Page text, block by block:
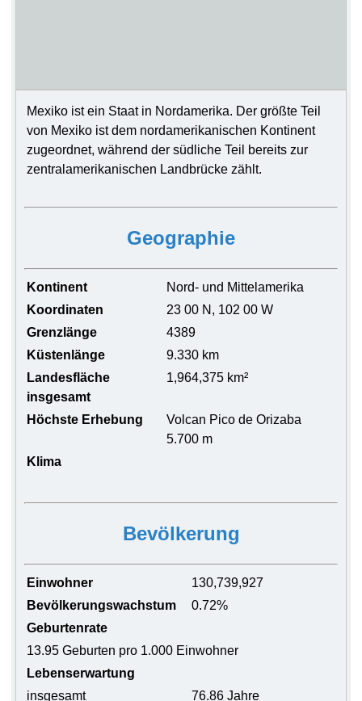
Mexiko ist ein Staat in Nordamerika. Der größte Teil
von Mexiko ist dem nordamerikanischen Kontinent
zugeordnet, während der südliche Teil bereits zur
zentralamerikanischen Landbrücke zählt.
Geographie
Kontinent
Nord- und Mittelamerika
Koordinaten
23 00 N, 102 00 W
Grenzlänge
4389
Küstenlänge
9.330 km
Landesfläche
insgesamt
1,964,375 km²
Höchste Erhebung
Volcan Pico de Orizaba
5.700 m
Klima
Bevölkerung
Einwohner
130,739,927
Bevölkerungswachstum
0.72%
Geburtenrate
13.95 Geburten pro 1.000 Einwohner
Lebenserwartung
insgesamt
76.86 Jahre